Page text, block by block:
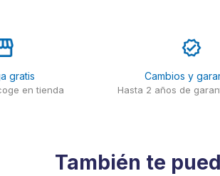
gratis
en tienda
Cambios y
Hasta 2 años de
También te